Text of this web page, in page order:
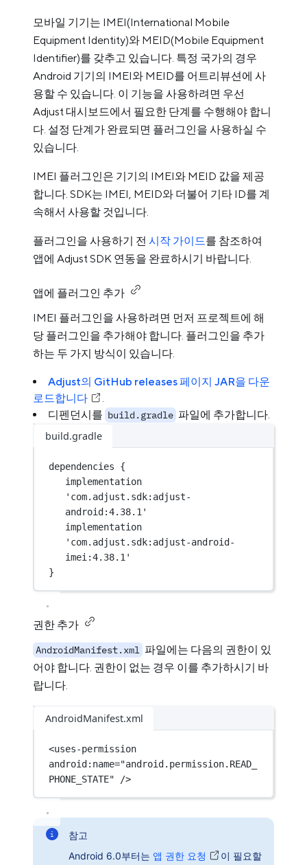
모바일 기기는 IMEI(International Mobile
Equipment Identity)와 MEID(Mobile Equipment
Identifier)를 갖추고 있습니다. 특정 국가의 경우
Android 기기의 IMEI와 MEID를 어트리뷰션에 사
용할 수 있습니다. 이 기능을 사용하려면 우선
Adjust 대시보드에서 필요한 단계를 수행해야 합니
다. 설정 단계가 완료되면 플러그인을 사용하실 수
있습니다.
IMEI 플러그인은 기기의 IMEI와 MEID 값을 제공
합니다. SDK는 IMEI, MEID와 더불어 기타 ID를 계
속해서 사용할 것입니다.
플러그인을 사용하기 전 시작 가이드를 참조하여
앱에 Adjust SDK 연동을 완료하시기 바랍니다.
앱에 플러그인 추가
IMEI 플러그인을 사용하려면 먼저 프로젝트에 해
당 플러그인을 추가해야 합니다. 플러그인을 추가
하는 두 가지 방식이 있습니다.
Adjust의 GitHub releases 페이지 JAR을 다운
로드합니다
.
디펜던시를 build.gradle 파일에 추가합니다.
build.gradle
dependencies {
'com.adjust.sdk:adjust-
android:4.38.1'
'com.adjust.sdk:adjust-android-
imei:4.38.1'
}
권한 추가
AndroidManifest.xml 파일에는 다음의 권한이 있
어야 합니다. 권한이 없는 경우 이를 추가하시기 바
랍니다.
AndroidManifest.xml
<uses-permission
android:name="android.permission.READ_
PHONE_STATE" />
참고
Android 6.0부터는 앱 권한 요청
이 필요할